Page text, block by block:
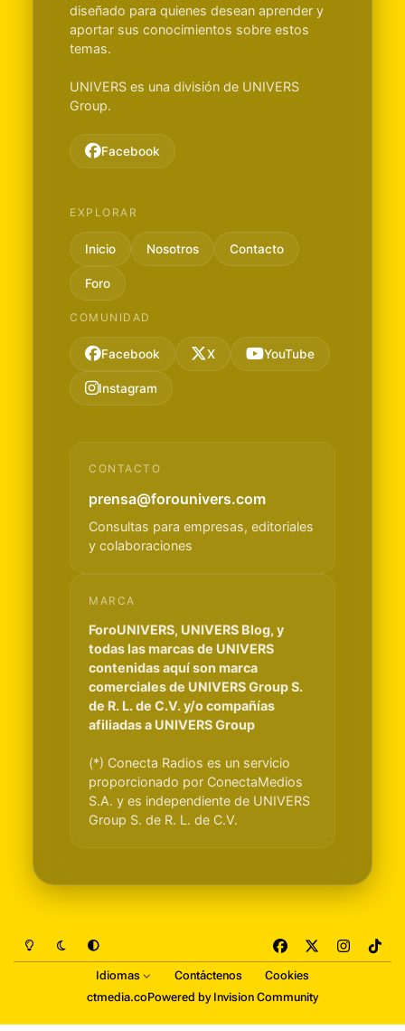
diseñado para quienes desean aprender y
aportar sus conocimientos sobre estos
temas.
UNIVERS es una división de UNIVERS
Group.
Facebook
EXPLORAR
Inicio Nosotros Contacto
Foro
COMUNIDAD
Facebook X YouTube
Instagram
CONTACTO
prensa@forounivers.com
Consultas para empresas, editoriales
y colaboraciones
MARCA
ForoUNIVERS, UNIVERS Blog, y
todas las marcas de UNIVERS
contenidas aquí son marca
comerciales de UNIVERS Group S.
de R. L. de C.V. y/o compañías
afiliadas a UNIVERS Group
(*) Conecta Radios es un servicio
proporcionado por ConectaMedios
S.A. y es independiente de UNIVERS
Group S. de R. L. de C.V.
Light ModeDark ModeSystem Preference
a
c
e
b
n
a
i
o
Idiomas Contáctenos
Cookies
ctmedia.coPowered by Invision Community